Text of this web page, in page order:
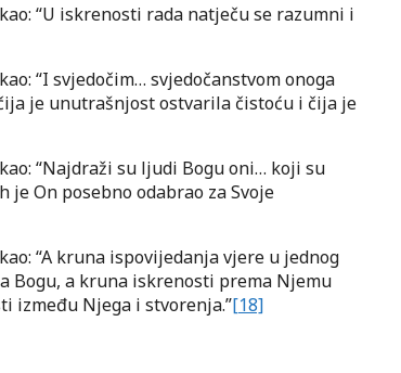
“U iskrenosti rada natječu se razumni i
“I svjedočim… svjedočanstvom onoga
je unutrašnjost ostvarila čistoću i čija je
“Najdraži su ljudi Bogu oni… koji su
On posebno odabrao za Svoje
“A kruna ispovijedanja vjere u jednog
Bogu, a kruna iskrenosti prema Njemu
između Njega i stvorenja.”[18]